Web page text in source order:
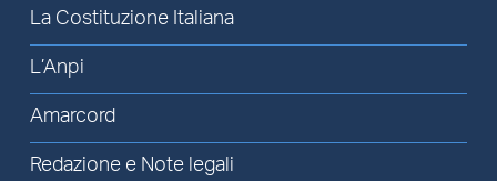
La Costituzione Italiana
L’Anpi
Amarcord
Redazione e Note legali